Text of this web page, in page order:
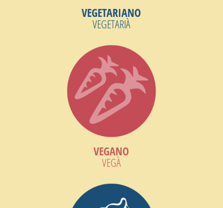
VEGETARIANO
VEGETARIÀ
VEGANO
VEGÀ